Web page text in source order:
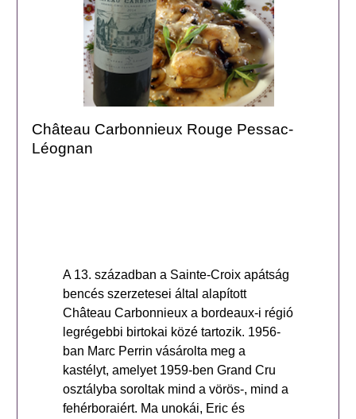
Château Carbonnieux Rouge Pessac-
Léognan
A 13. században a Sainte-Croix apátság
bencés szerzetesei által alapított
Château Carbonnieux a bordeaux-i régió
legrégebbi birtokai közé tartozik. 1956-
ban Marc Perrin vásárolta meg a
kastélyt, amelyet 1959-ben Grand Cru
osztályba soroltak mind a vörös-, mind a
fehérboraiért. Ma unokái, Eric és